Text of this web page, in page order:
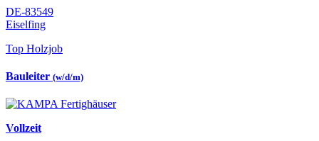
DE-83549
Eiselfing
Top Holzjob
Bauleiter (w/d/m)
Vollzeit